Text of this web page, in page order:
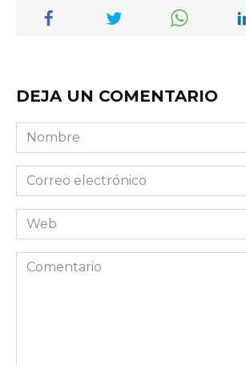
DEJA UN COMENTARIO
Nombre
Correo
electrónico
Web
Comentario